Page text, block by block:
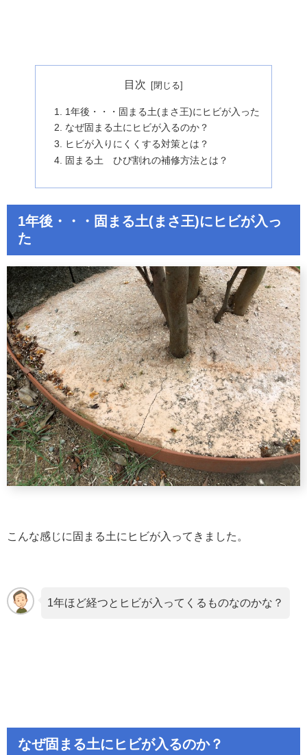
目次
1年後・・・固まる土(まさ王)にヒビが入った
なぜ固まる土にヒビが入るのか？
ヒビが入りにくくする対策とは？
固まる土 ひび割れの補修方法とは？
1年後・・・固まる土(まさ王)にヒビが入っ
た
こんな感じに固まる土にヒビが入ってきました。
1年ほど経つとヒビが入ってくるものなのかな？
なぜ固まる土にヒビが入るのか？